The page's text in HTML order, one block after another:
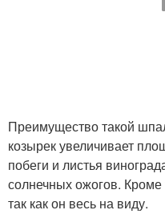
Преимущество такой
козырек увеличивает
побеги и листья
солнечных ожогов. Кроме
так как он весь на виду.